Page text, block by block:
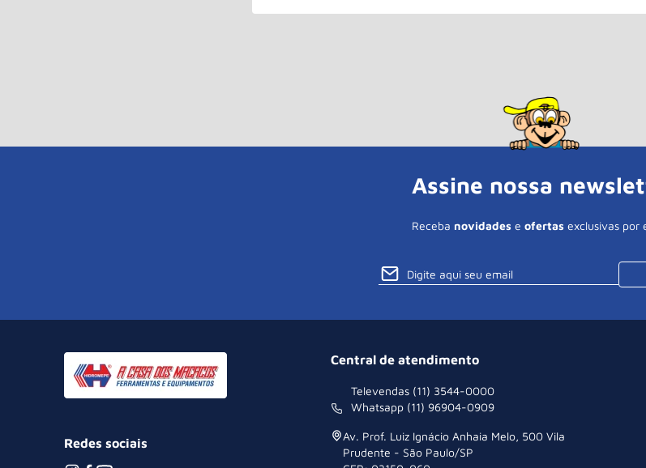
Assine nossa
Receba novidades e ofertas exclusivas por
Redes sociais
Central de atendimento
Televendas (11) 3544-0000
Whatsapp (11) 96904-0909
Av. Prof. Luiz Ignácio Anhaia Melo, 500 Vila
Prudente - São Paulo/SP